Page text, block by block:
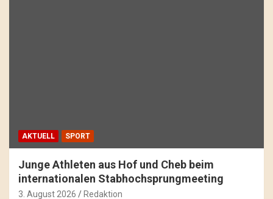
AKTUELL SPORT
Junge Athleten aus Hof und Cheb beim
internationalen Stabhochsprungmeeting
3. August 2026 Redaktion